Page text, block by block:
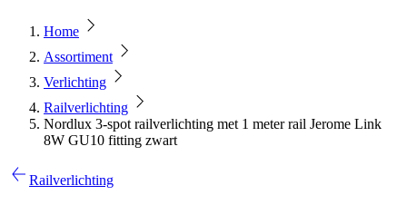
Home
Assortiment
Verlichting
Railverlichting
Nordlux 3-spot railverlichting met 1 meter rail Jerome Link
8W GU10 fitting zwart
Railverlichting